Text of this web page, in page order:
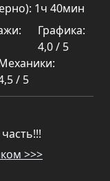
1ч 40мин
Графика:
4,0 / 5
/ 5
>>>